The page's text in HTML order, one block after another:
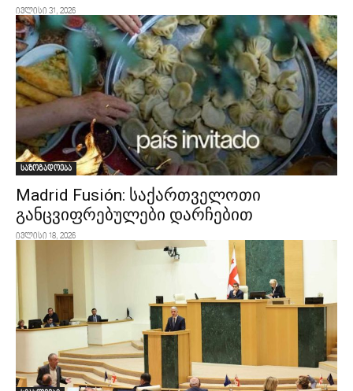
ივლისი 31, 2026
საზოგადოება
Madrid Fusión: საქართველოთი
განცვიფრებულები დარჩებით
ივლისი 18, 2026